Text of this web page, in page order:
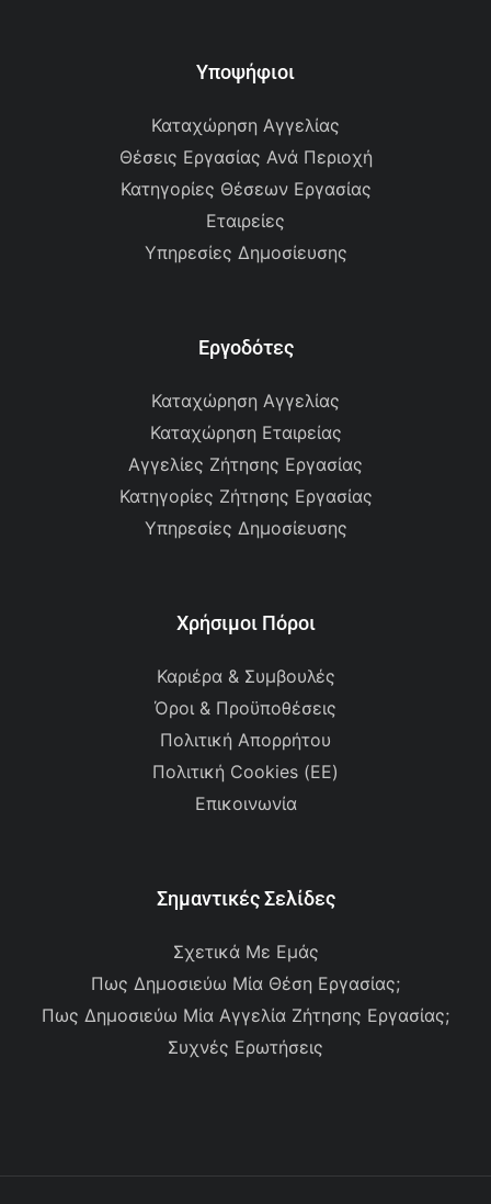
Υποψήφιοι
Καταχώρηση Αγγελίας
Θέσεις Εργασίας Ανά Περιοχή
Κατηγορίες Θέσεων Εργασίας
Εταιρείες
Υπηρεσίες Δημοσίευσης
Εργοδότες
Καταχώρηση Αγγελίας
Καταχώρηση Εταιρείας
Αγγελίες Ζήτησης Εργασίας
Κατηγορίες Ζήτησης Εργασίας
Υπηρεσίες Δημοσίευσης
Χρήσιμοι Πόροι
Καριέρα & Συμβουλές
Όροι & Προϋποθέσεις
Πολιτική Απορρήτου
Πολιτική Cookies (ΕΕ)
Επικοινωνία
Σημαντικές Σελίδες
Σχετικά Με Εμάς
Πως Δημοσιεύω Μία Θέση Εργασίας;
Πως Δημοσιεύω Μία Αγγελία Ζήτησης Εργασίας;
Συχνές Ερωτήσεις